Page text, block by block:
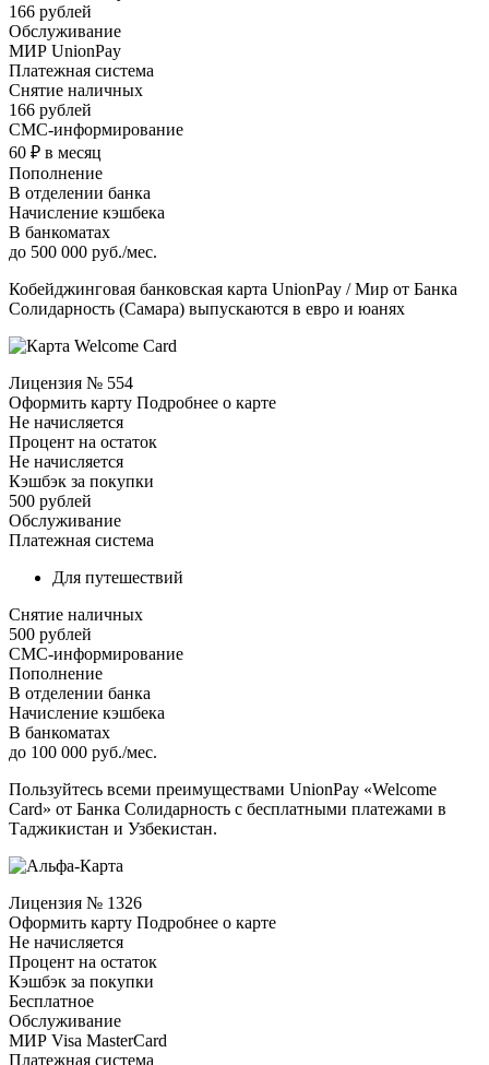
166 рублей
Обслуживание
МИР UnionPay
Платежная система
Снятие наличных
166 рублей
СМС-информирование
60 ₽ в месяц
Пополнение
В отделении банка
Начисление кэшбека
В банкоматах
до 500 000 руб./мес.
Кобейджинговая банковская карта UnionPay / Мир от Банка
Солидарность (Самара) выпускаются в евро и юанях
Лицензия № 554
Оформить карту Подробнее о карте
Не начисляется
Процент на остаток
Не начисляется
Кэшбэк за покупки
500 рублей
Обслуживание
Платежная система
Для путешествий
Снятие наличных
500 рублей
СМС-информирование
Пополнение
В отделении банка
Начисление кэшбека
В банкоматах
до 100 000 руб./мес.
Пользуйтесь всеми преимуществами UnionPay «Welcome
Card» от Банка Солидарность с бесплатными платежами в
Таджикистан и Узбекистан.
Лицензия № 1326
Оформить карту Подробнее о карте
Не начисляется
Процент на остаток
Кэшбэк за покупки
Бесплатное
Обслуживание
МИР Visa MasterCard
Платежная система